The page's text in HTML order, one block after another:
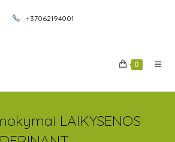
+37062194001
0
LAIKYSENOS